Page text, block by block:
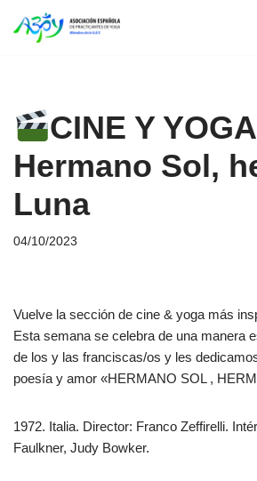
Saltar
CINE Y
Hermano Sol,
Luna
04/10/2023
Vuelve la sección de cine & yoga más
Esta semana se celebra de una manera
de los y las franciscas/os y les
poesía y amor «HERMANO SOL ,
1972. Italia. Director: Franco Zeffirelli.
Faulkner, Judy Bowker.